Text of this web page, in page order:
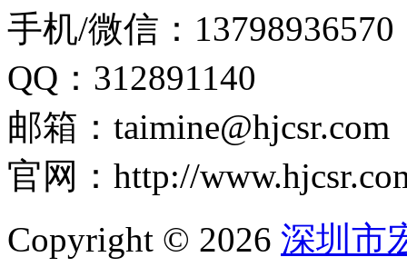
手机/微信：13798936570
QQ：312891140
邮箱：taimine@hjcsr.com
官网：http://
Copyright © 2026 深圳市